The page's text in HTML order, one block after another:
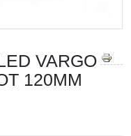
VARGO
120MM